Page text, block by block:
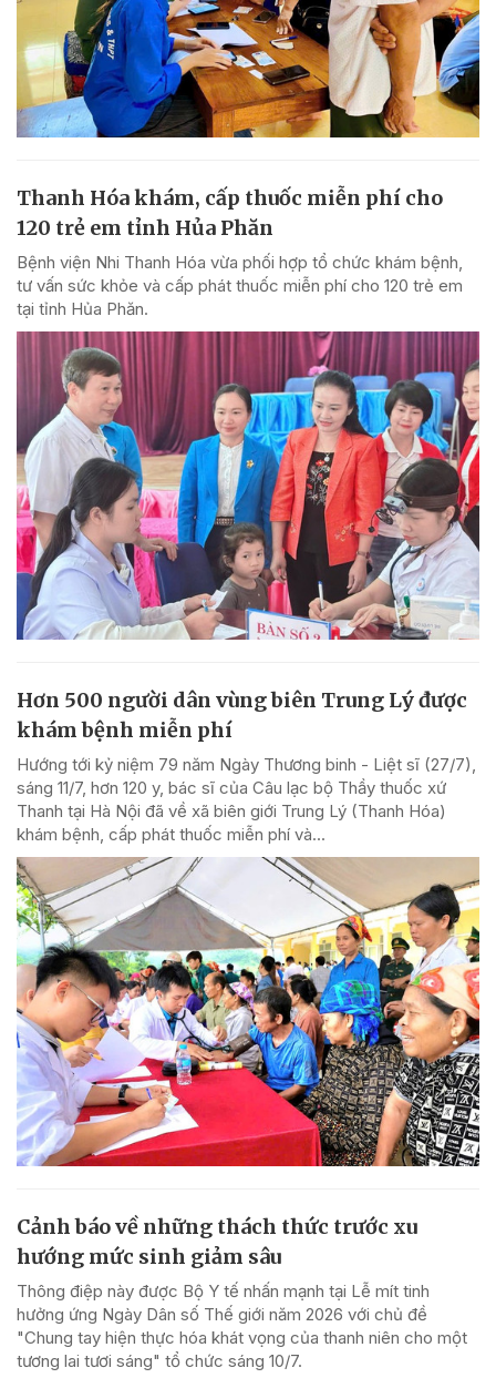
Thanh Hóa khám, cấp thuốc miễn phí cho
120 trẻ em tỉnh Hủa Phăn
Bệnh viện Nhi Thanh Hóa vừa phối hợp tổ chức khám bệnh,
tư vấn sức khỏe và cấp phát thuốc miễn phí cho 120 trẻ em
tại tỉnh Hủa Phăn.
Hơn 500 người dân vùng biên Trung Lý được
khám bệnh miễn phí
Hướng tới kỷ niệm 79 năm Ngày Thương binh - Liệt sĩ (27/7),
sáng 11/7, hơn 120 y, bác sĩ của Câu lạc bộ Thầy thuốc xứ
Thanh tại Hà Nội đã về xã biên giới Trung Lý (Thanh Hóa)
khám bệnh, cấp phát thuốc miễn phí và...
Cảnh báo về những thách thức trước xu
hướng mức sinh giảm sâu
Thông điệp này được Bộ Y tế nhấn mạnh tại Lễ mít tinh
hưởng ứng Ngày Dân số Thế giới năm 2026 với chủ đề
"Chung tay hiện thực hóa khát vọng của thanh niên cho một
tương lai tươi sáng" tổ chức sáng 10/7.